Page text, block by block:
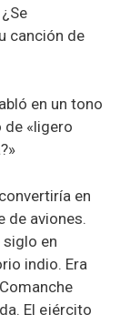
canción de
en un tono
«ligero
en
de aviones.
siglo en
indio. Era
El ejército